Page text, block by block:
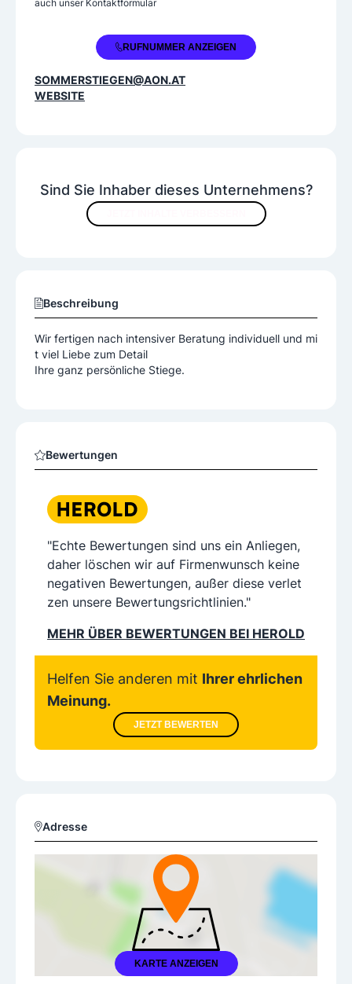
Sind Sie Inhaber dieses Unternehmens?
Beschreibung
Wir fertigen nach intensiver Beratung individuell und mi
t viel Liebe zum Detail
Ihre ganz persönliche Stiege.
Bewertungen
"Echte Bewertungen sind uns ein Anliegen,
daher löschen wir auf Firmenwunsch keine
negativen Bewertungen, außer diese verlet
zen unsere Bewertungsrichtlinien."
MEHR ÜBER BEWERTUNGEN BEI HEROLD
Helfen Sie anderen mit Ihrer ehrlichen
Meinung.
JETZT BEWERTEN
Adresse
KARTE ANZEIGEN
auch unser Kontaktformular
+43 3332 65461RUFNUMMER ANZEIGEN
SOMMERSTIEGEN@AON.AT
WEBSITE